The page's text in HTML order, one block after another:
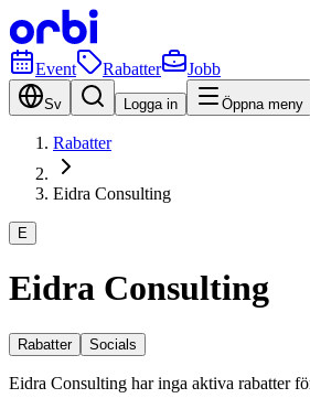
Event Rabatter Jobb
Sv Logga in Öppna meny
Rabatter
Eidra Consulting
E
Eidra Consulting
Rabatter Socials
Eidra Consulting har inga aktiva rabatter